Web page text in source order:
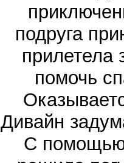
подруга
прилетела
помочь
Дивайн
С помощью